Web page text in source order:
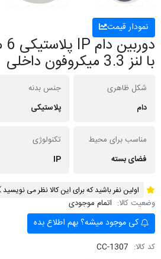
نمودار قیمت
با لنز 3.3 میکروفون داخلی
شکل ظاهری
دام
جنس بدنه
پلاستیکی
مناسب برای محیط
فضای بسته
تکنولوژی
IP
اولین نفر باشید که برای این کالا نظر می نویسید
وضعیت کالا: اتمام موجودی
کی موجود میشه؟ بهم اطلاع بده
کد کالا: CC-1307